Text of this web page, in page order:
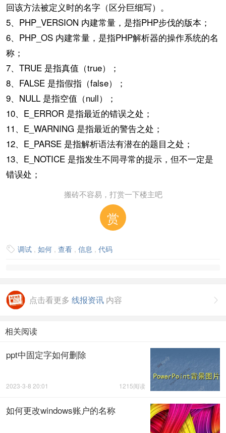
回该方法被定义时的名字（区分巨细写）。
5、PHP_VERSION 内建常量，是指PHP步伐的版本；
6、PHP_OS 内建常量，是指PHP解析器的操作系统的名
称；
7、TRUE 是指真值（true）；
8、FALSE 是指假指（false）；
9、NULL 是指空值（null）；
10、E_ERROR 是指最近的错误之处；
11、E_WARNING 是指最近的警告之处；
12、E_PARSE 是指解析语法有潜在的题目之处；
13、E_NOTICE 是指发生不同寻常的提示，但不一定是
错误处；
搬砖不容易，打赏一下楼主吧
赏
 调试 , 如何 , 查看 , 信息 , 代码

点击看更多 线报资讯 内容
相关阅读
ppt中固定字如何删除
1215阅读
2023-3-8 20:01
如何更改windows账户的名称